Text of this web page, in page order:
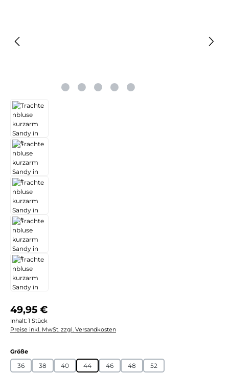
Regulärer Preis:
49,95 €
Inhalt: 1 Stück
Preise inkl. MwSt. zzgl. Versandkosten
Größeauswählen
36 38 40 44 46 48 52